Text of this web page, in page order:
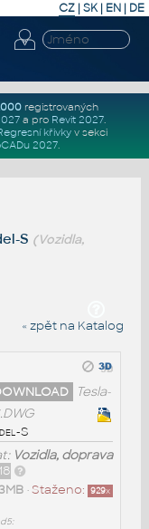
CZ | SK| EN | DE
registrovaných
a pro Revit 2027.
křivkyv sekci
2027.
S (Vozidla,
« zpět na Katalog
Tesla-
S
Vozidla, doprava
Staženo: 929x
•